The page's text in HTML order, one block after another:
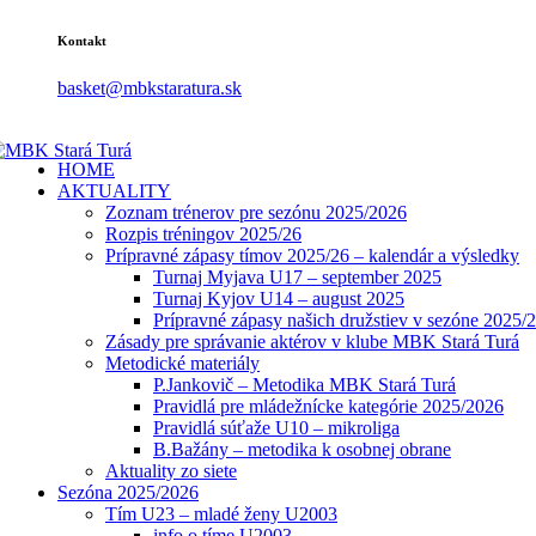
Kontakt
basket@mbkstaratura.sk
HOME
AKTUALITY
Zoznam trénerov pre sezónu 2025/2026
Rozpis tréningov 2025/26
Prípravné zápasy tímov 2025/26 – kalendár a výsledky
Turnaj Myjava U17 – september 2025
Turnaj Kyjov U14 – august 2025
Prípravné zápasy našich družstiev v sezóne 2025/
Zásady pre správanie aktérov v klube MBK Stará Turá
Metodické materiály
P.Jankovič – Metodika MBK Stará Turá
Pravidlá pre mládežnícke kategórie 2025/2026
Pravidlá súťaže U10 – mikroliga
B.Bažány – metodika k osobnej obrane
Aktuality zo siete
Sezóna 2025/2026
Tím U23 – mladé ženy U2003